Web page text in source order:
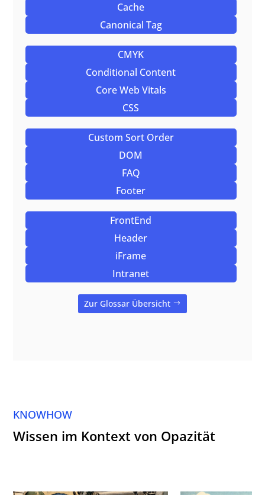
Cache
Canonical Tag
CMYK
Conditional Content
Core Web Vitals
CSS
Custom Sort Order
DOM
FAQ
Footer
FrontEnd
Header
iFrame
Intranet
Zur Glossar Übersicht
KNOWHOW
Wissen im Kontext von Opazität